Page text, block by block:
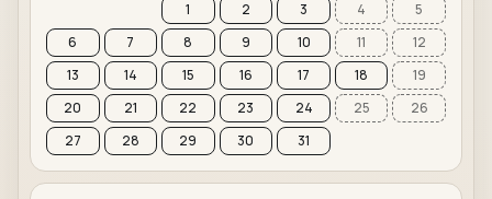
1 2 3 4
5
6
7 8 9 10 11
12
13
14 15 16 17 18
19
20
21 22 23 24 25
26
27
28 29 30 31